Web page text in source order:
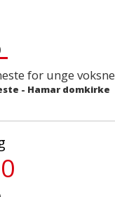
for unge voksne
- Hamar domkirke